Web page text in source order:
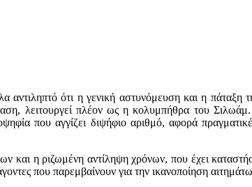
αντιληπτό ότι η γενική αστυνόμευση και η
λειτουργεί πλέον ως η κολυμπήθρα του
που αγγίζει διψήφιο αριθμό, αφορά
και η ριζωμένη αντίληψη χρόνων, που έχει
που παρεμβαίνουν για την ικανοποίηση